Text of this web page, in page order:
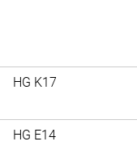
HG K17
HG E14